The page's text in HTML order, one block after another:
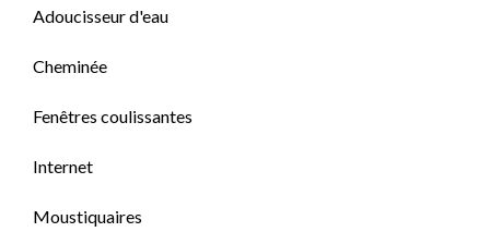
Adoucisseur d'eau
Cheminée
Fenêtres coulissantes
Internet
Moustiquaires